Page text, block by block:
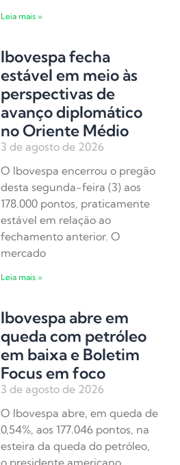
Leia mais »
Ibovespa fecha
estável em meio às
perspectivas de
avanço diplomático
no Oriente Médio
3 de agosto de 2026
O Ibovespa encerrou o pregão
desta segunda-feira (3) aos
178.000 pontos, praticamente
estável em relação ao
fechamento anterior. O
mercado
Leia mais »
Ibovespa abre em
queda com petróleo
em baixa e Boletim
Focus em foco
3 de agosto de 2026
O Ibovespa abre, em queda de
0,54%, aos 177.046 pontos, na
esteira da queda do petróleo,